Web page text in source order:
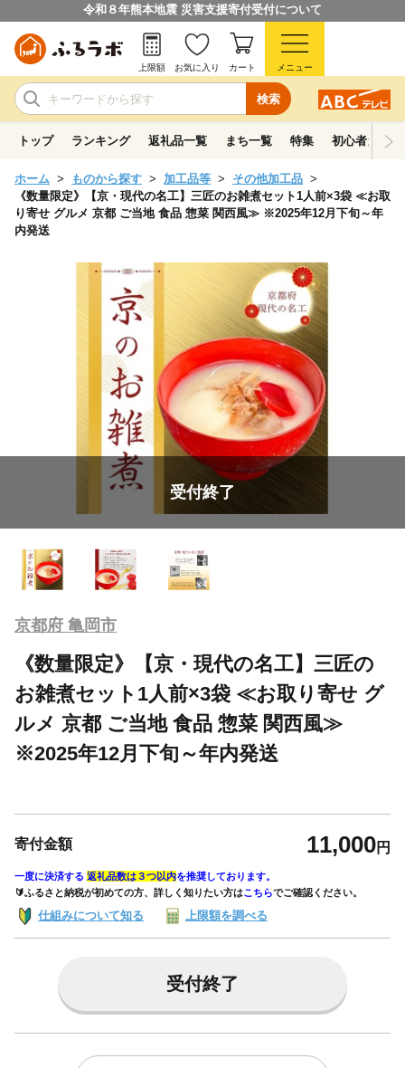
令和８年熊本地震 災害支援寄付受付について
検索
上限額 お気に入り カート メニュー
トップ ランキング 返礼品一覧 まち一覧 特集 初心者ガイド
ホーム ものから探す 加工品等
その他加工品
《数量限定》【京・現代の名工】三匠のお雑煮セット1人前×3袋 ≪お取
り寄せ グルメ 京都 ご当地 食品 惣菜 関西風≫ ※2025年12月下旬～年
内発送
受付終了
京都府 亀岡市
《数量限定》【京・現代の名工】三匠の
お雑煮セット1人前×3袋 ≪お取り寄せ グ
ルメ 京都 ご当地 食品 惣菜 関西風≫
※2025年12月下旬～年内発送
寄付金額 11,000円
一度に決済する 返礼品数は３つ以内を推奨しております。
🔰ふるさと納税が初めての方、詳しく知りたい方はこちらでご確認ください。
仕組みについて知る 上限額を調べる
受付終了